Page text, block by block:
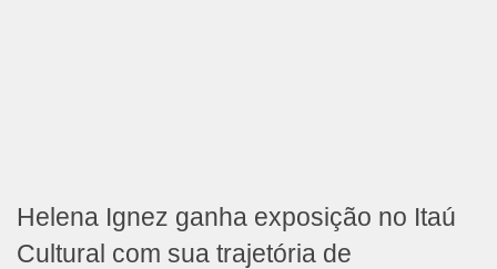
Helena Ignez ganha exposição no Itaú
Cultural com sua trajetória de